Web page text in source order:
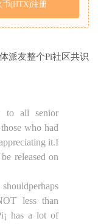
币(HTX)注册
派友整个Pi社区共识
to all senior
who had
it.I
released on
less than
has a lot of